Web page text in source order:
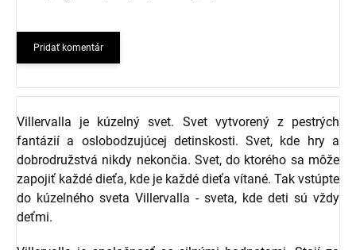
Pridať komentár
Villervalla je kúzelný svet. Svet vytvorený z pestrých
fantázií a oslobodzujúcej detinskosti. Svet, kde hry a
dobrodružstvá nikdy nekončia. Svet, do ktorého sa môže
zapojiť každé dieťa, kde je každé dieťa vítané. Tak vstúpte
do kúzelného sveta Villervalla - sveta, kde deti sú vždy
deťmi.